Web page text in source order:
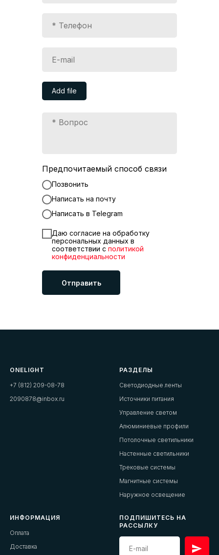
Add file
Предпочитаемый способ связи
Позвонить
Написать на почту
Написать в Telegram
Даю согласие на обработку
персональных данных в
соответствии с политикой
конфиденциальности
Отправить
ONELIGHT
+7 (812) 209-08-78
2090878@inbox.ru
РАЗДЕЛЫ
Светодиодные ленты
Источники питания
Управление светом
Алюминиевые профили
Потолочные светильники
Настенные светильники
Трековые системы
Магнитные системы
Наружное освещение
ИНФОРМАЦИЯ
Оплата
Доставка
ПОДПИШИТЕСЬ НА
РАССЫЛКУ